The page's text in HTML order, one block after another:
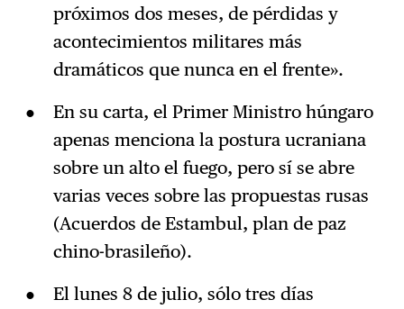
próximos dos meses, de pérdidas y
acontecimientos militares más
dramáticos que nunca en el frente».
En su carta, el Primer Ministro húngaro
apenas menciona la postura ucraniana
sobre un alto el fuego, pero sí se abre
varias veces sobre las propuestas rusas
(Acuerdos de Estambul, plan de paz
chino-brasileño).
El lunes 8 de julio, sólo tres días